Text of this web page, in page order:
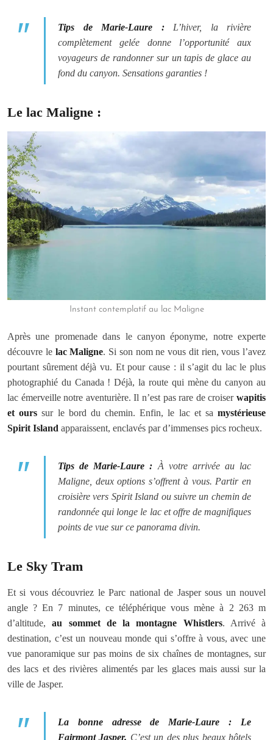
Tips de Marie-Laure :L’hiver, la rivière
complètement gelée donne l’opportunité aux
voyageurs de randonner sur un tapis de glace au
fond du canyon. Sensations garanties !
Le lac Maligne :
Instant contemplatif au lac Maligne
Après une promenade dans le canyon éponyme, notre experte
découvre le lac Maligne. Si son nom ne vous dit rien, vous l’avez
pourtant sûrement déjà vu. Et pour cause : il s’agit du lac le plus
photographié du Canada ! Déjà, la route qui mène du canyon au
lac émerveille notre aventurière. Il n’est pas rare de croiser wapitis
et ours sur le bord du chemin. Enfin, le lac et samystérieuse
Spirit Island apparaissent, enclavés par d’immenses pics rocheux.
Tips de Marie-Laure : À votre arrivée au lac
Maligne, deux options s’offrent à vous. Partir en
croisière vers Spirit Island ou suivre un chemin de
randonnée qui longe le lac et offre de magnifiques
points de vue sur ce panorama divin.
Le Sky Tram
Et si vous découvriez le Parc national de Jasper sous un nouvel
angle ? En 7 minutes, ce téléphérique vous mène à 2 263 m
d’altitude,au sommet de la montagne Whistlers. Arrivé à
destination, c’est un nouveau monde qui s’offre à vous, avec une
vue panoramique sur pas moins de six chaînes de montagnes, sur
des lacs et des rivières alimentés par les glaces mais aussi sur la
ville de Jasper.
La bonne adresse de Marie-Laure : Le
Fairmont Jasper. C’est un des plus beaux hôtels